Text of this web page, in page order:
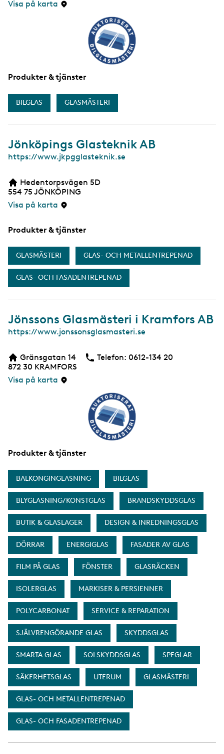
Visa på karta
Produkter & tjänster
BILGLAS GLASMÄSTERI
Jönköpings Glasteknik AB
W
b
s
i
https://www.jkpgglasteknik.se
Hedentorpsvägen 5D
554 75 JÖNKÖPING
Visa på karta
Produkter & tjänster
GLASMÄSTERI GLAS- OCH METALLENTREPENAD
GLAS- OCH FASADENTREPENAD
Jönssons Glasmästeri i Kramfors AB
W
b
s
i
https://www.jonssonsglasmasteri.se
Gränsgatan 14
872 30 KRAMFORS
Visa på karta
Telefon: Telefon
0612-134 20
Produkter & tjänster
BALKONGINGLASNING BILGLAS
BLYGLASNING/KONSTGLAS BRANDSKYDDSGLAS
BUTIK & GLASLAGER DESIGN & INREDNINGSGLAS
DÖRRAR ENERGIGLAS FASADER AV GLAS
FILM PÅ GLAS FÖNSTER GLASRÄCKEN
ISOLERGLAS MARKISER & PERSIENNER
POLYCARBONAT SERVICE & REPARATION
SJÄLVRENGÖRANDE GLAS SKYDDSGLAS
SMARTA GLAS SOLSKYDDSGLAS SPEGLAR
SÄKERHETSGLAS UTERUM GLASMÄSTERI
GLAS- OCH METALLENTREPENAD
GLAS- OCH FASADENTREPENAD